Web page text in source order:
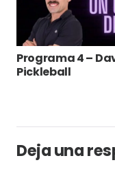
Programa 4 –
Pickleball
Deja una